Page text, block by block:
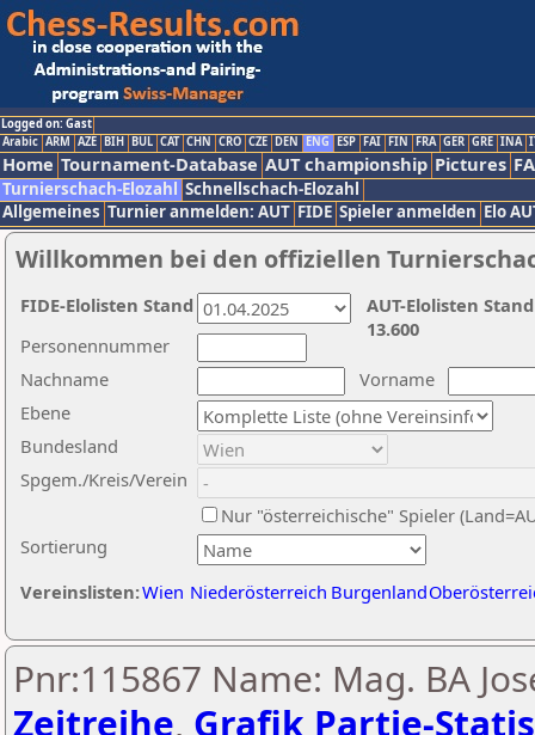
Logged on: Gast
Arabic ARM AZE BIH BUL CAT CHN CRO CZE DEN ENG ESP FAI FIN FRA GER GRE INA
Home Tournament-Database AUT championship Pictures
Turnierschach-Elozahl Schnellschach-Elozahl
Allgemeines Turnier anmelden: AUT FIDE Spieler anmelden Elo
Willkommen bei den offiziellen
Nachname
Vorname
Ebene
Sortierung
Personennummer
Bundesland
Spgem./Kreis/Verein
Nur "österreichische" Spieler
Vereinslisten:Wien Niederösterreich Burgenland
AUT-Elolisten
13.600
FIDE-Elolisten Stand
Pnr:115867 Name: Mag. BA
Zeitreihe, Grafik Partie-